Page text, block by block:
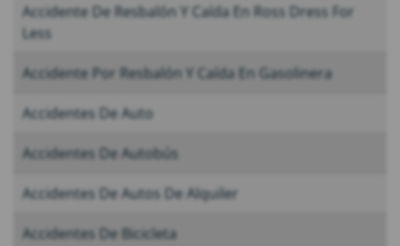
Accidente De Resbalón Y Caída En Ross Dress For
Less
Accidente Por Resbalón Y Caída En Gasolinera
Accidentes De Auto
Accidentes De Autobús
Accidentes De Autos De Alquiler
Accidentes De Bicicleta